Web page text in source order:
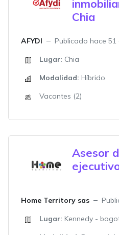
Chia
AFYDI
Publicado hace 51
Lugar: Chia
Modalidad: Híbrido
Vacantes (2)
Asesor
Home Territory sas
Lugar: Kennedy -